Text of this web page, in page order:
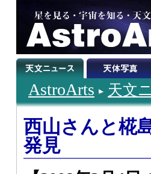
AstroArts 天文
西山さんと椛
発見